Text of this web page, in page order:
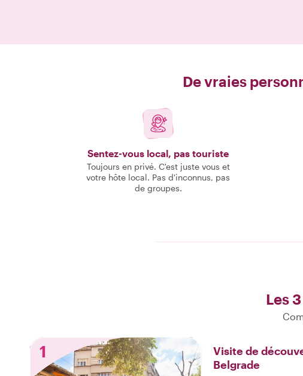
De vraies
Sentez-vous local, pas touriste
Toujours en privé. C'est juste vous et
votre hôte local. Pas d'inconnus, pas
de groupes.
Les
1
Visite de
Belgrade